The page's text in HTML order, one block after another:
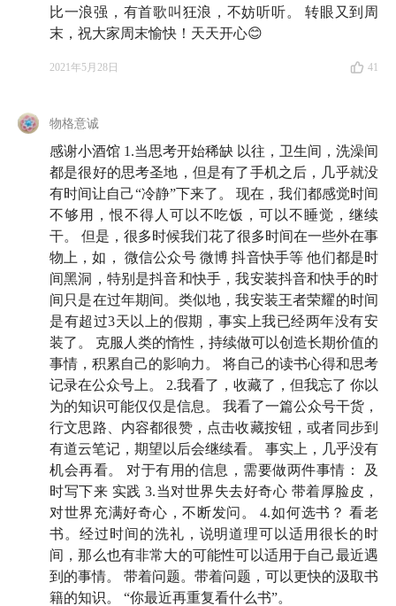
故事，就只能靠别人的故事赋予自己意义
39:20人要怎么搜索自己不知道的东西？
46:56找到不同领域的脚手架，逐步搭建知识体系
52:557-11 的打工经历让少楠感受到知识的复利
55:08怎样培养自己的观察力和提问题的能力？
59:20最好的信息源，是那些已经穿越了足够时间的优
质信息
1:04:10彩蛋
本期精彩瞬间
大多数人容易无聊，是因为他们没有问题。没有问
题，就自然不需要思考。
我们在学校里没有学过几样东西，第一，我们没有学
过怎样找到幸福；第二，没有人教过我们如何休息，休
息是一种能力。
「在很多时候，我们都想把自己的软弱和怯懦解释为
宽容和弃绝。如果一个人可以得到却选择放弃，其中就
有美德。我们知道，在我们的生活中，常常是由于懒惰
和怯懦而放弃了斗争，又试图催眠自己的大脑以使我们
比一浪强，有首歌叫狂浪，不妨听听。 转眼又到周
末，祝大家周末愉快！天天开心😊
2021年5月28日 41
物格意诚
感谢小酒馆 1.当思考开始稀缺 以往，卫生间，洗澡间
都是很好的思考圣地，但是有了手机之后，几乎就没
有时间让自己“冷静”下来了。 现在，我们都感觉时间
不够用，恨不得人可以不吃饭，可以不睡觉，继续
干。 但是，很多时候我们花了很多时间在一些外在事
物上，如， 微信公众号 微博 抖音快手等 他们都是时
间黑洞，特别是抖音和快手，我安装抖音和快手的时
间只是在过年期间。类似地，我安装王者荣耀的时间
是有超过3天以上的假期，事实上我已经两年没有安
装了。 克服人类的惰性，持续做可以创造长期价值的
事情，积累自己的影响力。 将自己的读书心得和思考
记录在公众号上。 2.我看了，收藏了，但我忘了 你以
为的知识可能仅仅是信息。 我看了一篇公众号干货，
行文思路、内容都很赞，点击收藏按钮，或者同步到
有道云笔记，期望以后会继续看。 事实上，几乎没有
机会再看。 对于有用的信息，需要做两件事情： 及
时写下来 实践 3.当对世界失去好奇心 带着厚脸皮，
对世界充满好奇心，不断发问。 4.如何选书？ 看老
书。经过时间的洗礼，说明道理可以适用很长的时
间，那么也有非常大的可能性可以适用于自己最近遇
到的事情。 带着问题。带着问题，可以更快的汲取书
籍的知识。 “你最近再重复看什么书”。